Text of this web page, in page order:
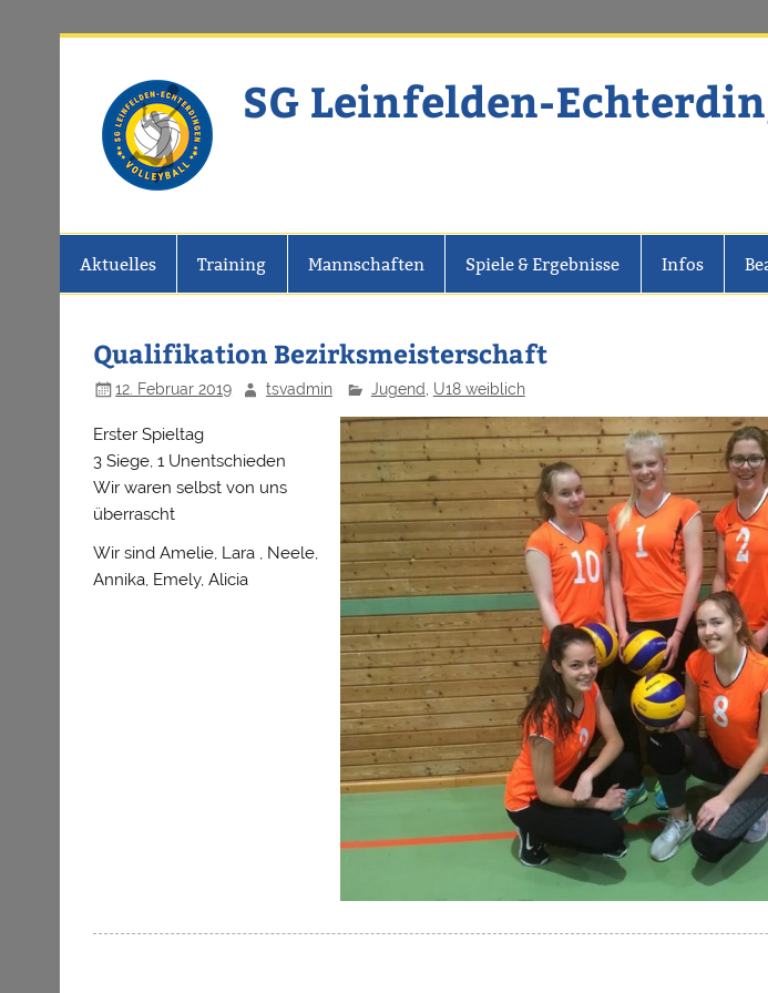
SG Leinfelden-
Aktuelles Training Mannschaften Spiele & Ergebnisse Infos
Qualifikation Bezirksmeisterschaft
12. Februar 2019 tsvadmin Jugend U18 weiblich
Erster Spieltag
3 Siege, 1 Unentschieden
Wir waren selbst von uns
überrascht
Wir sind Amelie, Lara , Neele,
Annika, Emely, Alicia